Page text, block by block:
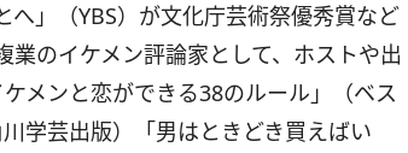
」（YBS） が文化庁芸術祭優秀賞など
業のイケメン評論家と して、ホストや出
メンと恋ができる38のルール」（ベス
学芸出版）「男はときどき買えばい